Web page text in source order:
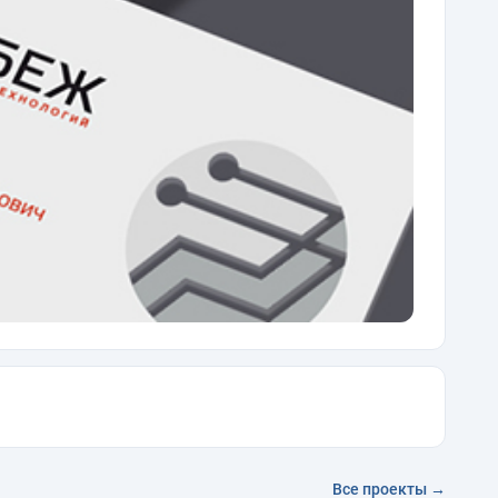
Все проекты →